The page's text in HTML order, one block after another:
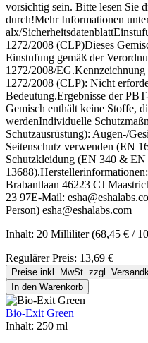
vorsichtig sein. Bitte lesen Sie
durch!Mehr Informationen
alx/
1272/2008 (CLP)Dieses
Einstufung gemäß der
1272/2008/
1272/2008 (CLP): Nicht
Bedeutung.Ergebnisse der
Gemisch enthält keine Stoffe,
werdenIndividuelle
Schutzausrüstung): Augen-/
Seitenschutz verwenden (EN
Schutzkleidung (EN 340 & EN
Brabantlaan 46223 CJ
23 97E-Mail:
Person) esha@eshalabs.com
Inhalt: 20 Milliliter(68,45 € /
Regulärer Preis: 13,69 €
Preise inkl. MwSt. zzgl.
In den Warenkorb
Bio-Exit Green
Inhalt: 250 ml